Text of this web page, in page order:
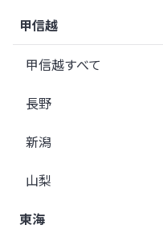
甲信越
甲信越すべて
長野
新潟
山梨
東海